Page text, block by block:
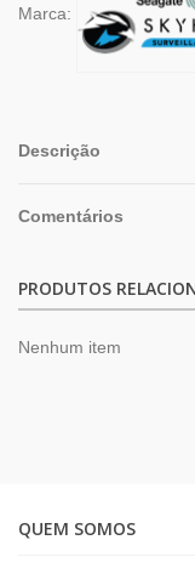
Marca:
Descrição
Comentários
PRODUTOS
Nenhum item
QUEM SOMOS